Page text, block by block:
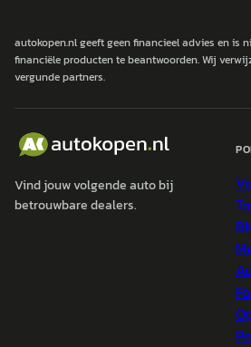
autokopen.nl geeft geen financieel advies en is
financiële producten te beantwoorden. Wij
vergunde partners.
Vind jouw volgende auto bij
betrouwbare dealers.